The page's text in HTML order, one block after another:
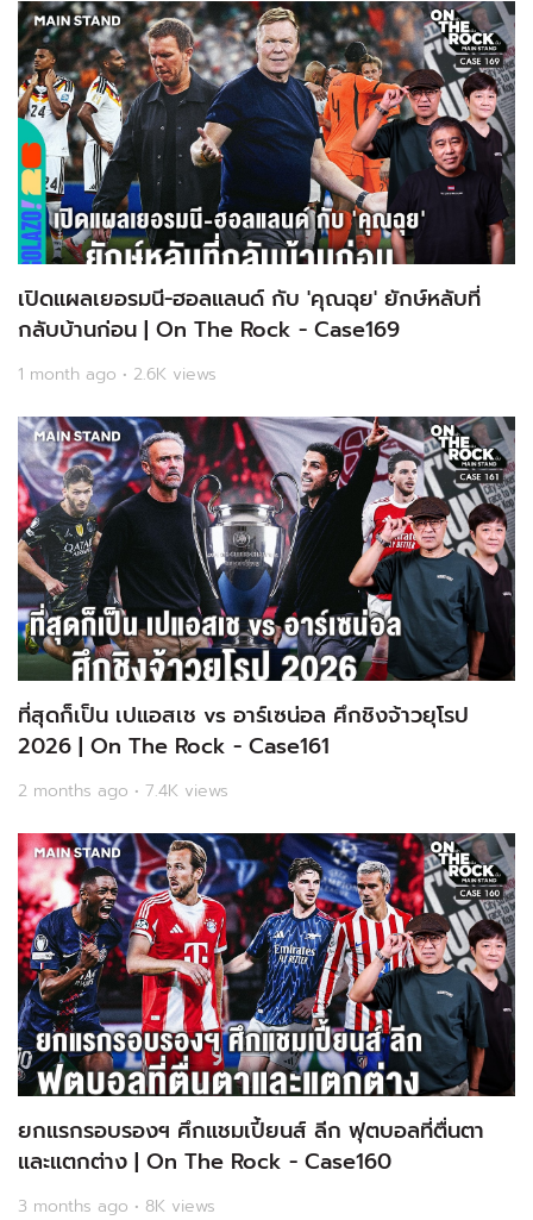
เปิดแผลเยอรมนี-ฮอลแลนด์ กับ 'คุณฉุย' ยักษ์หลับที่
กลับบ้านก่อน | On The Rock - Case169
1 month ago • 2.6K views
ที่สุดก็เป็น เปแอสเช vs อาร์เซน่อล ศึกชิงจ้าวยุโรป
2026 | On The Rock - Case161
2 months ago • 7.4K views
ยกแรกรอบรองฯ ศึกแชมเปี้ยนส์ ลีก ฟุตบอลที่ตื่นตา
และแตกต่าง | On The Rock - Case160
3 months ago • 8K views